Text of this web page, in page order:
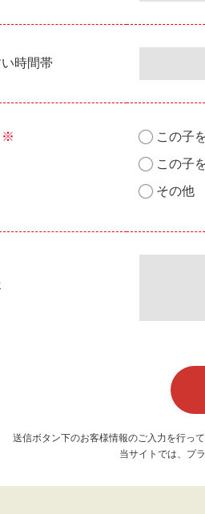
時間帯
※
この子
この子
その他
送信ボタン下のお客様情報のご入力を行っ
当サイトでは、プ